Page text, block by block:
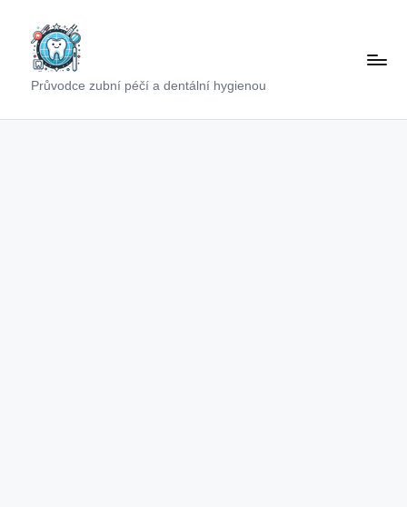
contentPrůvodce zubní péčí a dentální hygienou